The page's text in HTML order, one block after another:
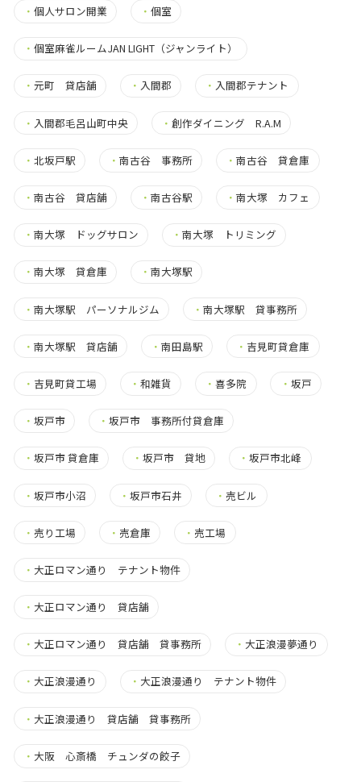
・ 個人サロン開業 ・個室
・ 個室麻雀ルームJAN LIGHT（ジャンライト）
・ 元町 貸店舗 ・ 入間郡 ・ 入間郡テナント
・ 入間郡毛呂山町中央 ・創作ダイニング R.A.M
・ 北坂戸駅 ・南古谷 事務所 ・南古谷 貸倉庫
・ 南古谷 貸店舗 ・南古谷駅 ・南大塚 カフェ
・ 南大塚 ドッグサロン ・南大塚 トリミング
・ 南大塚 貸倉庫 ・南大塚駅
・ 南大塚駅 パーソナルジム ・南大塚駅 貸事務所
・ 南大塚駅 貸店舗 ・南田島駅 ・ 吉見町貸倉庫
・ 吉見町貸工場 ・和雑貨 ・喜多院 ・ 坂戸
・ 坂戸市 ・坂戸市 事務所付貸倉庫
・ 坂戸市 貸倉庫 ・坂戸市 貸地 ・坂戸市北峰
・ 坂戸市小沼 ・坂戸市石井 ・ 売ビル
・ 売り工場 ・ 売倉庫 ・ 売工場
・ 大正ロマン通り テナント物件
・ 大正ロマン通り 貸店舗
・ 大正ロマン通り 貸店舗 貸事務所 ・ 大正浪漫夢通り
・ 大正浪漫通り ・ 大正浪漫通り テナント物件
・ 大正浪漫通り 貸店舗 貸事務所
・ 大阪 心斎橋 チュンダの餃子